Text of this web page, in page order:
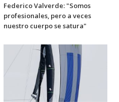
Federico Valverde: "Somos
profesionales, pero a veces
nuestro cuerpo se satura"